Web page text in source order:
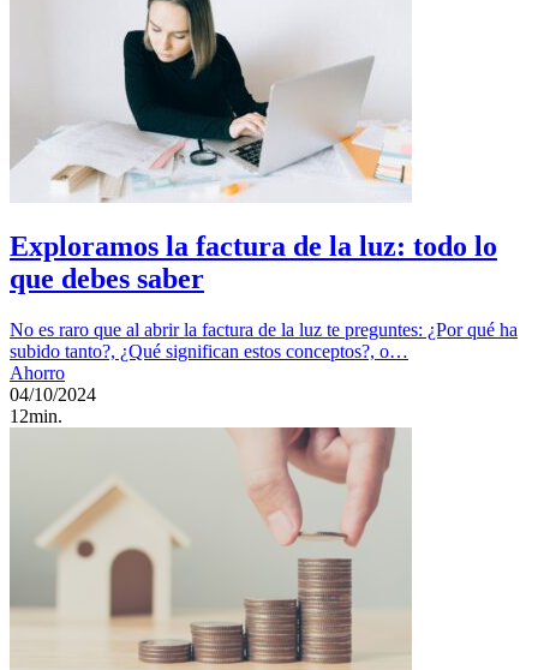
Exploramos la factura de la luz: todo lo
que debes saber
No es raro que al abrir la factura de la luz te preguntes: ¿Por qué ha
subido tanto?, ¿Qué significan estos conceptos?, o…
Ahorro
04/10/2024
12min.